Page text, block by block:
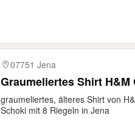
07751 Jena
Graumeliertes Shirt H&M
graumeliertes, älteres Shirt von
Schoki mit 8 Riegeln in Jena